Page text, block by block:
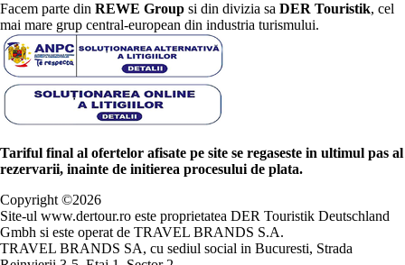
Facem parte din REWE Group si din divizia sa DER Touristik, cel
mai mare grup central-european din industria turismului.
Tariful final al ofertelor afisate pe site se regaseste in ultimul pas al
rezervarii, inainte de initierea procesului de plata.
Copyright ©2026
Site-ul www.dertour.ro este proprietatea DER Touristik Deutschland
Gmbh si este operat de TRAVEL BRANDS S.A.
TRAVEL BRANDS SA, cu sediul social in Bucuresti, Strada